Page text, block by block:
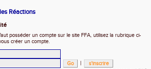
les Réactions
posséder un compte sur le site FFA, utilisez la rubrique ci-
créer un compte.
|